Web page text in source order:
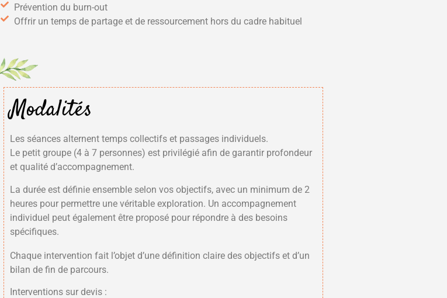
Prévention du burn-out
Offrir un temps de partage et de ressourcement hors du cadre habituel
Modalités
Les séances alternent temps collectifs et passages individuels.
Le petit groupe (4 à 7 personnes) est privilégié afin de garantir profondeur
et qualité d’accompagnement.
La durée est définie ensemble selon vos objectifs, avec un minimum de 2
heures pour permettre une véritable exploration. Un accompagnement
individuel peut également être proposé pour répondre à des besoins
spécifiques.
Chaque intervention fait l’objet d’une définition claire des objectifs et d’un
bilan de fin de parcours.
Interventions sur devis :